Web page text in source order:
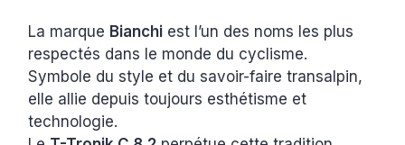
La marque Bianchi est l’un des noms les plus
respectés dans le monde du cyclisme.
Symbole du style et du savoir-faire transalpin,
elle allie depuis toujours esthétisme et
technologie.